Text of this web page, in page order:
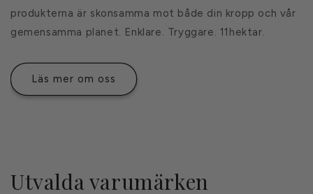
produkterna är skonsamma mot både din kropp och vår
gemensamma planet. Enklare. Tryggare. 11hektar.
Läs mer om oss
Utvalda varumärken